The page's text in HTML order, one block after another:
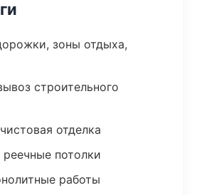
зоны отдыха,
строительного
отделка
потолки
работы